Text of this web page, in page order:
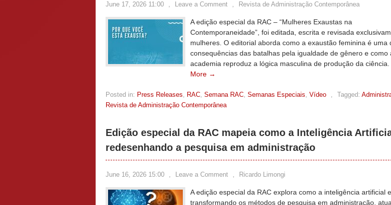
June 17, 2026 11:00 , Leave a Comment , Revista de Administração Contemporânea
A edição especial da RAC – “Mulheres Exaustas na
Contemporaneidade”, foi editada, escrita e revisada
mulheres. O editorial aborda como a exaustão feminina é uma
consequências das batalhas pela igualdade de gênero e como
academia reproduz a lógica masculina de produção da ciência.
More →
Posted in: Press Releases, RAC, Semana RAC, Semanas Especiais, Vídeo , Tagged:
Revista de Administração Contemporânea
Edição especial da RAC mapeia como a Inteligência
redesenhando a pesquisa em administração
June 16, 2026 15:00 , Leave a Comment , Ricardo Limongi
A edição especial da RAC explora como a inteligência artificial
transformando os métodos de pesquisa em administração,